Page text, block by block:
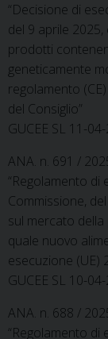
“Decisione di
del 9 aprile
prodotti
geneticamente
regolamento
del Consiglio”
GUCEE SL 11-
ANA. n. 691 /
“Regolamento di
Commissione,
sul mercato
quale nuovo
esecuzione (UE)
GUCEE SL 10-
ANA. n. 688 /
“Regolamento di